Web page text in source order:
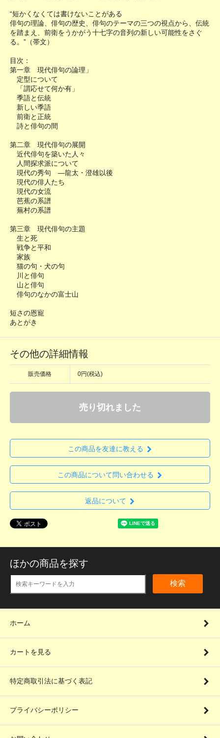
“短かくなくては書けないことがある
俳句の理論、俳句の歴史、俳句のテーマの三つの視点から、伝統
を踏まえ、前衛をうかがう十七字の音列の新しい可能性をさぐ
る。”（帯文）
目次：
第一章 現代俳句の論理」
定型について
「謂応せて何か有」
季語と伝統
新しい季語
前衛と正統
詩と俳句の間
第二章 現代俳句の展開
近代俳句を築いた人々
人間探求派について
現代の秀句 ―龍太・澄雄以後
現代の俳人たち
現代の女流
芭蕉の系譜
蕪村の系譜
第三章 現代俳句の主題
生と死
戦争と平和
家族
猫の句・犬の句
川と俳句
山と俳句
俳句のなかの富士山
短さの恩寵
あとがき
その他の詳細情報
販売価格 0円(税込)
売り切れました
この商品を友達に教える
この商品について問い合わせる
返品について
ほかの商品を探す
検索
ホーム
カートを見る
特定商取引法に基づく表記
プライバシーポリシー